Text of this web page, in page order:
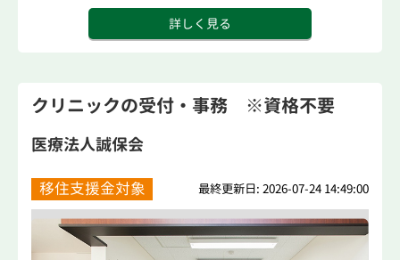
詳しく見る
クリニックの受付・事務 ※資格不要
医療法人誠保会
移住支援金対象 最終更新日: 2026-07-24 14:49:00